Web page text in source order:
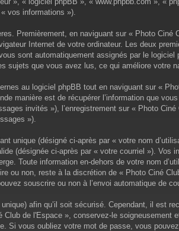
vos informations »).
Premièrement, en naviguant sur « Photo
Internet de votre ordinateur. Les deux
sont automatiquement assignés par le
sujets que vous avez lus, ce qui améliore votre
au logiciel phpBB tout en naviguant sur «
manière est de récupérer l’information que
invités »), l’enregistrement sur « Photo
»).
unique (désigné ci-après par « votre nom
(désignée ci-après par « votre courriel »).
Toute information en-dehors de votre nom
ou non, reste à la discrétion de « Photo Ciné
souscrire ou non à l’envoi automatique de
afin qu’il soit sécurisé. Cependant, il est
Club de l'Espace », conservez-le
Si vous oubliez votre mot de passe, vous